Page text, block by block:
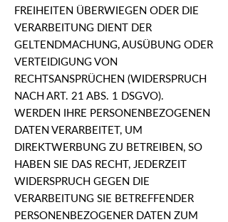
FREIHEITEN ÜBERWIEGEN ODER DIE
VERARBEITUNG DIENT DER
GELTENDMACHUNG, AUSÜBUNG ODER
VERTEIDIGUNG VON
RECHTSANSPRÜCHEN (WIDERSPRUCH
NACH ART. 21 ABS. 1 DSGVO).
WERDEN IHRE PERSONENBEZOGENEN
DATEN VERARBEITET, UM
DIREKTWERBUNG ZU BETREIBEN, SO
HABEN SIE DAS RECHT, JEDERZEIT
WIDERSPRUCH GEGEN DIE
VERARBEITUNG SIE BETREFFENDER
PERSONENBEZOGENER DATEN ZUM